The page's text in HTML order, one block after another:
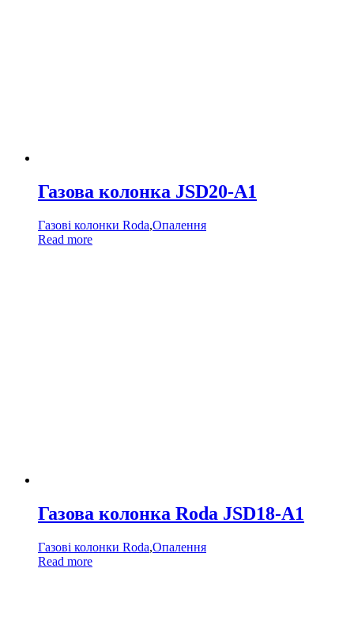
Газова колонка JSD20-A1
Газові колонки Roda,Опалення
Read more
Газова колонка Roda JSD18-A1
Газові колонки Roda,Опалення
Read more